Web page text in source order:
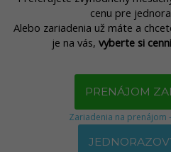
cenu pre
Alebo zariadenia už máte a
je na vás, vyberte si
PRENÁJOM
Zariadenia na prenájom